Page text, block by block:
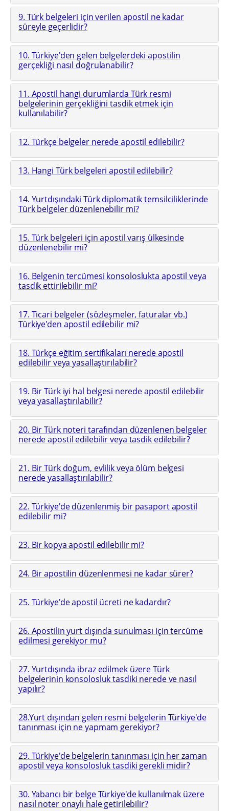
9. Türk belgeleri için verilen apostil ne kadar
süreyle geçerlidir?
10. Türkiye'den gelen belgelerdeki apostilin
gerçekliği nasıl doğrulanabilir?
11. Apostil hangi durumlarda Türk resmi
belgelerinin gerçekliğini tasdik etmek için
kullanılabilir?
12. Türkçe belgeler nerede apostil edilebilir?
13. Hangi Türk belgeleri apostil edilebilir?
14. Yurtdışındaki Türk diplomatik temsilciliklerinde
Türk belgeler düzenlenebilir mi?
15. Türk belgeleri için apostil varış ülkesinde
düzenlenebilir mi?
16. Belgenin tercümesi konsoloslukta apostil veya
tasdik ettirilebilir mi?
17. Ticari belgeler (sözleşmeler, faturalar vb.)
Türkiye'den apostil edilebilir mi?
18. Türkçe eğitim sertifikaları nerede apostil
edilebilir veya yasallaştırılabilir?
19. Bir Türk iyi hal belgesi nerede apostil edilebilir
veya yasallaştırılabilir?
20. Bir Türk noteri tarafından düzenlenen belgeler
nerede apostil edilebilir veya tasdik edilebilir?
21. Bir Türk doğum, evlilik veya ölüm belgesi
nerede yasallaştırılabilir?
22. Türkiye'de düzenlenmiş bir pasaport apostil
edilebilir mi?
23. Bir kopya apostil edilebilir mi?
24. Bir apostilin düzenlenmesi ne kadar sürer?
25. Türkiye'de apostil ücreti ne kadardır?
26. Apostilin yurt dışında sunulması için tercüme
edilmesi gerekiyor mu?
27. Yurtdışında ibraz edilmek üzere Türk
belgelerinin konsolosluk tasdiki nerede ve nasıl
yapılır?
28.Yurt dışından gelen resmi belgelerin Türkiye'de
tanınması için ne yapmam gerekiyor?
29. Türkiye'de belgelerin tanınması için her zaman
apostil veya konsolosluk tasdiki gerekli midir?
30. Yabancı bir belge Türkiye'de kullanılmak üzere
nasıl noter onaylı hale getirilebilir?